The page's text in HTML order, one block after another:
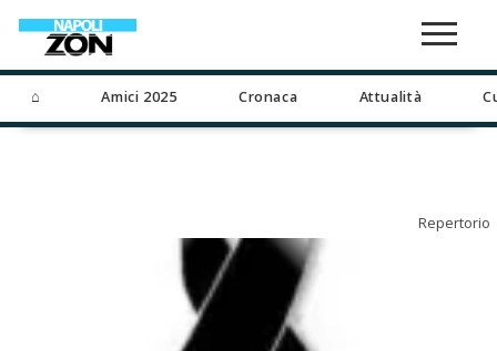
⌂ Amici 2025 Cronaca Attualità
Repertorio